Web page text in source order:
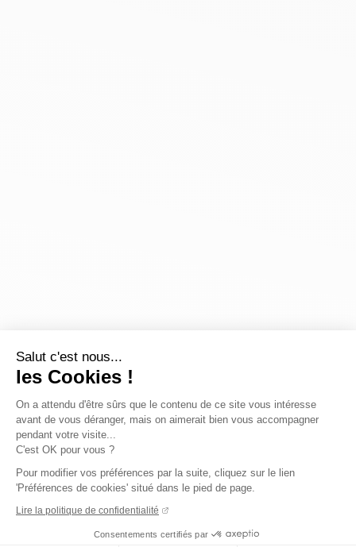
Salut c'est nous...
les Cookies !
On a attendu d'être sûrs que le contenu de ce site vous intéresse
avant de vous déranger, mais on aimerait bien vous accompagner
pendant votre visite...
C'est OK pour vous ?
Pour modifier vos préférences par la suite, cliquez sur le lien
'Préférences de cookies' situé dans le pied de page.
Lire la politique de confidentialité
Consentements certifiés par